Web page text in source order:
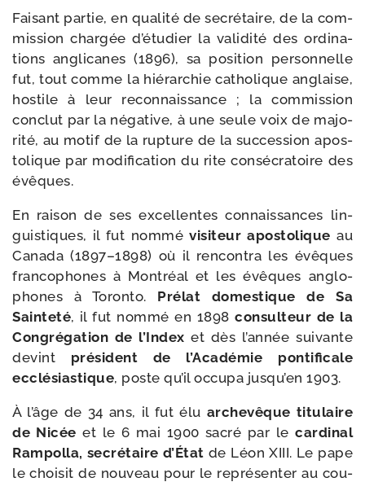
Faisant par­tie, en qua­li­té de secré­taire, de la com­
mis­sion char­gée d’é­tu­dier la vali­di­té des ordi­na­
tions angli­canes (1896), sa posi­tion per­son­nelle
fut, tout comme la hié­rar­chie catho­lique anglaise,
hos­tile à leur recon­nais­sance ; la com­mis­sion
conclut par la néga­tive, à une seule voix de majo­
ri­té, au motif de la rup­ture de la suc­ces­sion apos­
to­lique par modi­fi­ca­tion du rite consé­cra­toire des
évêques.
En rai­son de ses excel­lentes connais­sances lin­
guis­tiques, il fut nom­mévisi­teur apos­to­lique au
Canada (1897–1898) où il ren­con­tra les évêques
fran­co­phones à Montréal et les évêques anglo­
phones à Toronto. Prélat domes­tique de Sa
Sainteté, il fut nom­mé en 1898consul­teur de la
Congrégation de l’Index et dès l’an­née sui­vante
devint pré­sident de l’Académie pon­ti­fi­cale
ecclé­sias­tique, poste qu’il occu­pa jus­qu’en 1903.
À l’âge de 34 ans, il fut élu arche­vêque titu­laire
de Nicée et le 6 mai 1900 sacré par lecar­di­nal
Rampolla, secré­taire d’État de Léon XIII. Le pape
le choi­sit de nou­veau pour le repré­sen­ter au cou­